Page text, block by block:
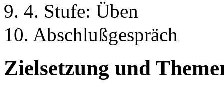
9. 4. Stufe: Üben
10. Abschlußgespräch
Zielsetzung und